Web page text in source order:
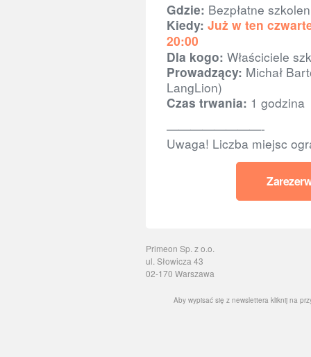
Gdzie: Bezpłatne
Kiedy: Już w ten
20:00
Dla kogo: Właściciele s
Prowadzący: Michał
LangLion)
Czas trwania: 1 godzina
————————-
Uwaga! Liczba miejsc
Primeon Sp. z o.o.
ul. Słowicza 43
02-170 Warszawa
Aby wypisać się z newslettera kliknij na